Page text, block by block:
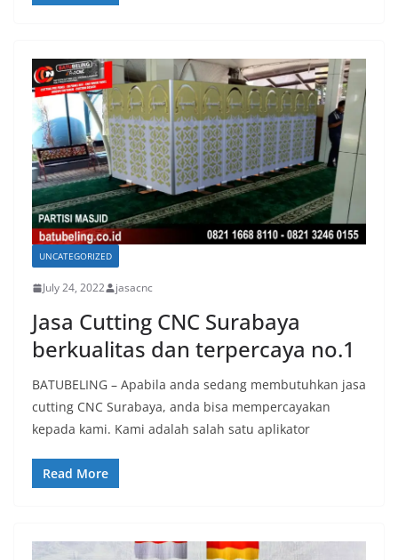
UNCATEGORIZED
July 24, 2022 jasacnc
Jasa Cutting CNC Surabaya
berkualitas dan terpercaya no.1
BATUBELING – Apabila anda sedang membutuhkan jasa
cutting CNC Surabaya, anda bisa mempercayakan
kepada kami. Kami adalah salah satu aplikator
Read More